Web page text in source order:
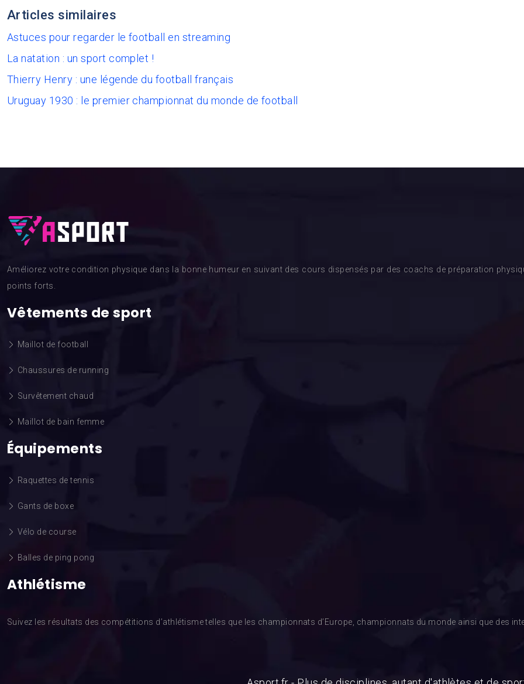
Articles similaires
Astuces pour regarder le football en streaming
La natation : un sport complet !
Thierry Henry : une légende du football français
Uruguay 1930 : le premier championnat du monde de football
Améliorez votre condition physique dans la bonne humeur en suivant des cours dispensés par des coachs de préparation
points forts.
Vêtements de sport
Maillot de football
Chaussures de running
Survêtement chaud
Maillot de bain femme
Équipements
Raquettes de tennis
Gants de boxe
Vélo de course
Balles de ping pong
Athlétisme
Suivez les résultats des compétitions d’athlétisme telles que les championnats d’Europe, championnats du monde ainsi que des